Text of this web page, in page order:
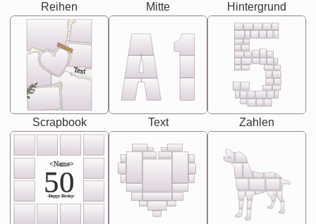
Reihen Mitte Hintergrund
Text
Scrapbook Text Zahlen
<Name>
50
-Happy Birday-